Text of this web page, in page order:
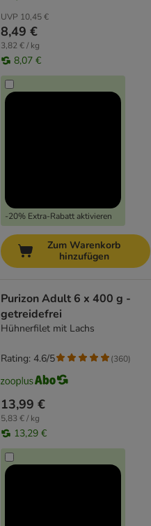
UVP 10,45 €
8,49 €
3,82 € / kg
8,07 €
-20% Extra-Rabatt aktivieren
Zum Warenkorb
hinzufügen
Purizon Adult 6 x 400 g -
getreidefrei
Hühnerfilet mit Lachs
13,99 €
5,83 € / kg
13,29 €
Rating: 4.6/5 (360)